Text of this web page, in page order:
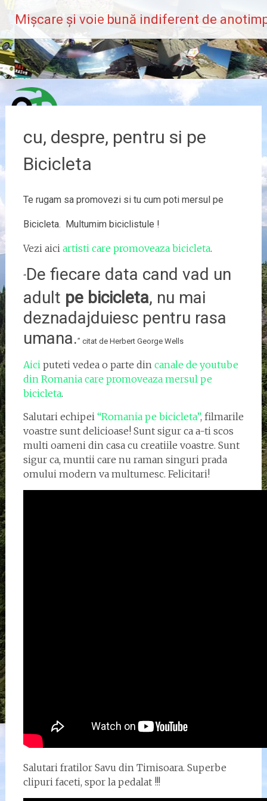
content
Mișcare și voie bună indiferent de
cu, despre, pentru si pe
Bicicleta
Te rugam sa promovezi si tu cum poti mersul pe
Bicicleta. Multumim biciclistule !
Vezi aici artisti care promoveaza bicicleta.
“De fiecare data cand vad un
adult pe bicicleta, nu mai
deznadajduiesc pentru rasa
umana.” citat de Herbert George Wells
Aiciputeti vedea o parte din canale de youtube
din Romania care promoveaza mersul pe
bicicleta.
Salutari echipei “Romania pe bicicleta”, filmarile
voastre sunt delicioase! Sunt sigur ca a-ti scos
multi oameni din casa cu creatiile voastre. Sunt
sigur ca, muntii care nu raman singuri prada
omului modern va multumesc. Felicitari!
Salutari fratilor Savu din Timisoara. Superbe
clipuri faceti, spor la pedalat !!!